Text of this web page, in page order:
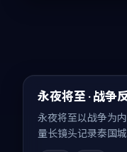
精选
永夜将至 · 战争
永夜将至以战争为
量长镜头记录泰国
佳作。